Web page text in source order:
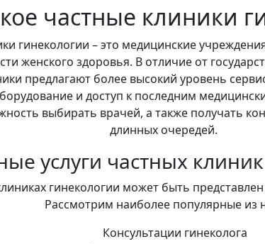
частные клиники
гинекологии – это медицинские
женского здоровья. В отличие от
предлагают более высокий уровень
и доступ к последним
выбирать врачей, а также получать
длинных очередей.
услуги частных
гинекологии может быть
Рассмотрим наиболее популярные из
Консультации гинеколога